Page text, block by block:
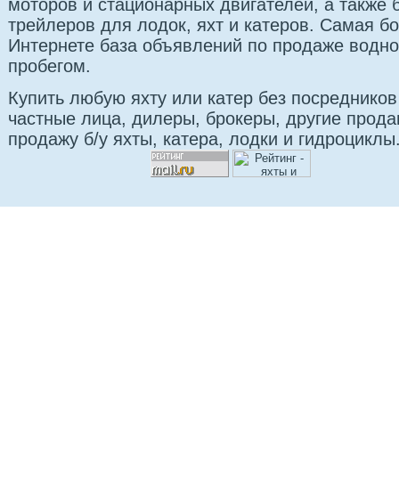
моторов и стационарных двигателей, а также
трейлеров для лодок, яхт и катеров. Самая
Интернете база объявлений по продаже
пробегом.
Купить любую яхту или катер без
частные лица, дилеры, брокеры, другие
продажу б/у яхты, катера, лодки и